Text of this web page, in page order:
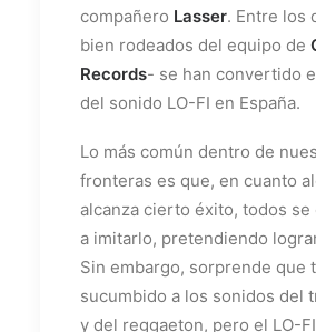
compañero Lasser. Entre los
bien rodeados del equipo de
Records- se han convertido
del sonido LO-FI en España.
Lo más común dentro de
fronteras es que, en cuanto
alcanza cierto éxito, todos se
a imitarlo, pretendiendo
Sin embargo, sorprende que
sucumbido a los sonidos del
y del reggaeton, pero el LO-